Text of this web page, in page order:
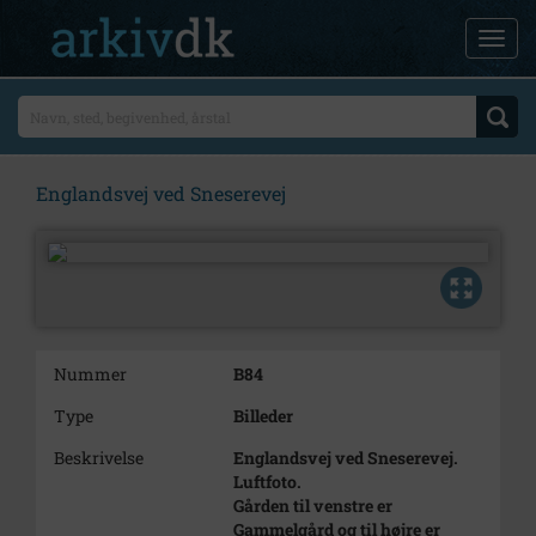
Englandsvej ved Sneserevej
Nummer
B84
Type
Billeder
Beskrivelse
Englandsvej ved Sneserevej.
Luftfoto.
Gården til venstre er
Gammelgård og til højre er